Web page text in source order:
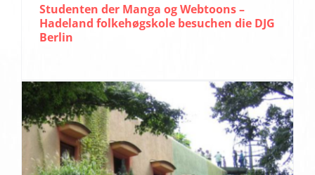
Studenten der Manga og Webtoons –
Hadeland folkehøgskole besuchen die DJG
Berlin